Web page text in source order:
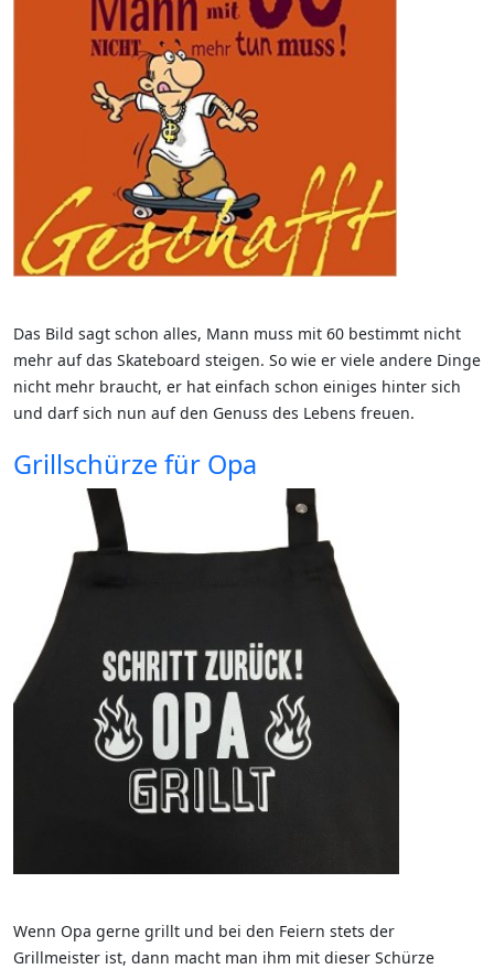
Das Bild sagt schon alles, Mann muss mit 60 bestimmt nicht
mehr auf das Skateboard steigen. So wie er viele andere Dinge
nicht mehr braucht, er hat einfach schon einiges hinter sich
und darf sich nun auf den Genuss des Lebens freuen.
Grillschürze für Opa
Wenn Opa gerne grillt und bei den Feiern stets der
Grillmeister ist, dann macht man ihm mit dieser Schürze